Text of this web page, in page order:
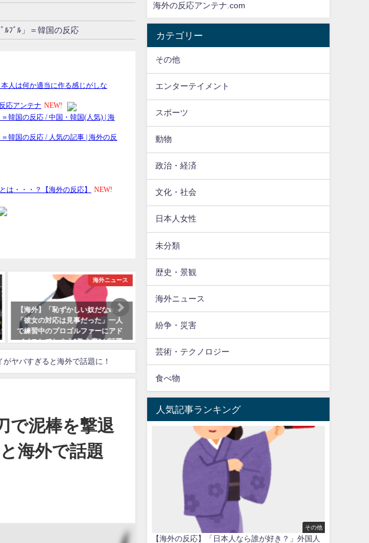
ﾌﾞﾙ」＝韓国の反応
海外ニュース
【海外】「恥ずかしい奴だなw」
「彼女の対応は見事だった」一人
で練習中のプロゴルファーにアド
バイスしてしまう”教え魔”が話題
【海外】「トラウマ不可避だ
ろ！」 日本の交通安全教室がガチ
すぎて外国人たちが震え上がるw
【海外】「欧米人が描く日
ヤバすぎると海外で話題に！
で泥棒を撃退
海外で話題
海外の反応アンテナ.com
カテゴリー
その他
エンターテイメント
スポーツ
動物
政治・経済
文化・社会
日本人女性
未分類
歴史・景観
海外ニュース
紛争・災害
芸術・テクノロジー
食べ物
人気記事ランキング
その他
【海外の反応】「日本人なら誰が好き？」外国人